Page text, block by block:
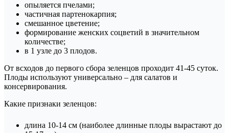
опыляется пчелами;
частичная партенокарпия;
смешанное цветение;
формирование женских соцветий в значительном
количестве;
в 1 узле до 3 плодов.
От всходов до первого сбора зеленцов проходит 41-45 суток.
Плоды используют универсально – для салатов и
консервирования.
Какие признаки зеленцов:
длина 10-14 см (наиболее длинные плоды вырастают до